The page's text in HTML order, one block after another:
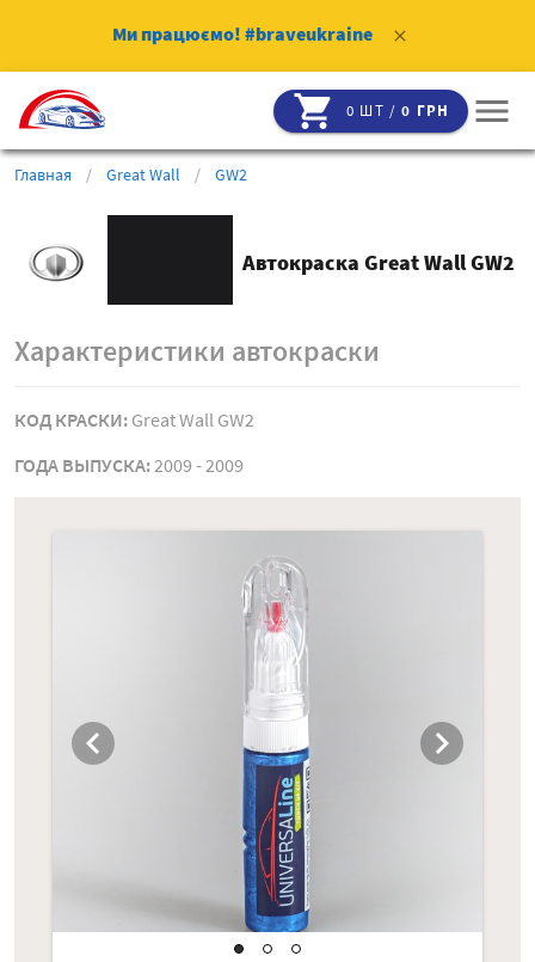
Ми працюємо! #braveukraine clear
shopping_cart 0 ШТ /0 ГРН menu
Главная / Great Wall / GW2
Автокраска Great Wall GW2
Характеристики автокраски
КОД КРАСКИ: Great Wall GW2
ГОДА ВЫПУСКА:2009 - 2009
chevron_left chevron_right